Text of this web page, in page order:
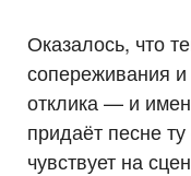
Оказалось, что
сопереживания и
отклика — и
придаёт песне
чувствует на